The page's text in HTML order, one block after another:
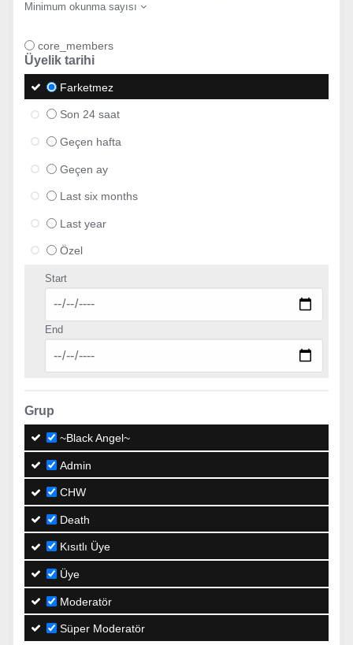
Minimum okunma sayısı
core_members
Üyelik tarihi
Farketmez
Son 24 saat
Geçen hafta
Geçen ay
Last six months
Last year
Özel
Start
End
Grup
~Black Angel~
Admin
CHW
Death
Kısıtlı Üye
Üye
Moderatör
Süper Moderatör